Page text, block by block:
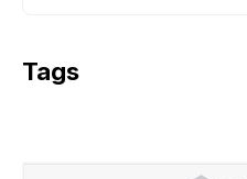
Tags